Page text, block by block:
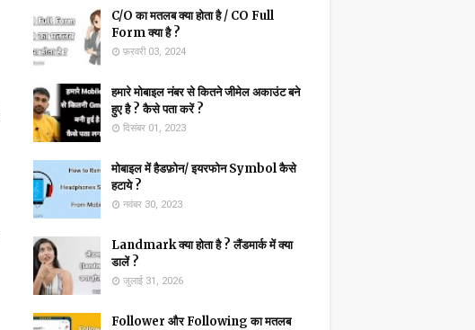
C/O का मतलब क्या होता है / CO Full
Form क्या है ?
फ़रवरी 03, 2024
हमारे मोबाइल नंबर से कितने जीमेल अकाउंट बने
हुए है ? कैसे पता करें ?
दिसंबर 01, 2023
मोबाइल में हैडफ़ोन/ इयरफोन Symbol कैसे
हटाये ?
नवंबर 30, 2023
Landmark क्या होता है ? लैंडमार्क में क्या
डालें ?
जुलाई 31, 2026
Follower और Following का मतलब